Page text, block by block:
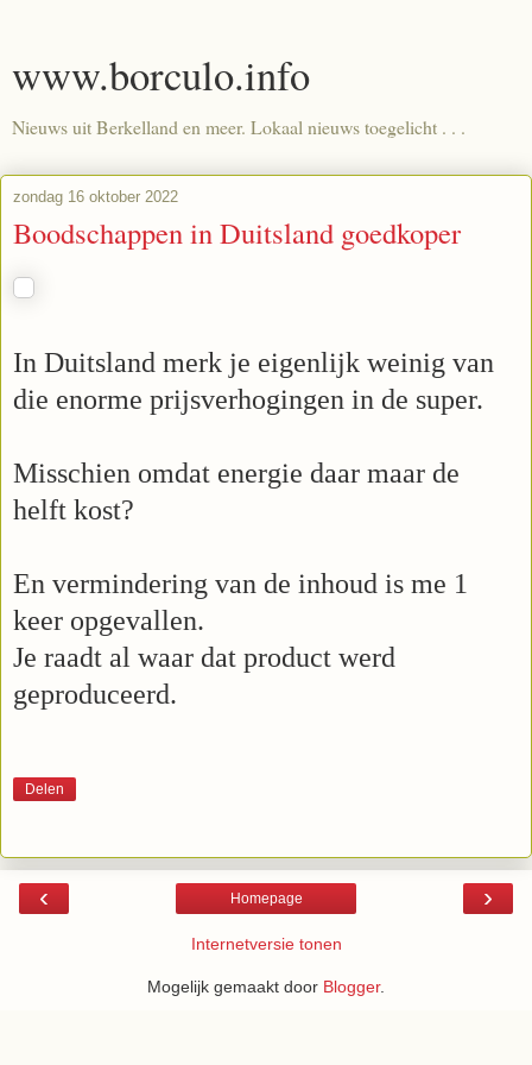
www.borculo.info
Nieuws uit Berkelland en meer. Lokaal nieuws toegelicht . . .
zondag 16 oktober 2022
Boodschappen in Duitsland goedkoper
In Duitsland merk je eigenlijk weinig van
die enorme prijsverhogingen in de super.
Misschien omdat energie daar maar de
helft kost?
En vermindering van de inhoud is me 1
keer opgevallen.
Je raadt al waar dat product werd
geproduceerd.
Delen
‹ ›
Homepage
Internetversie tonen
Mogelijk gemaakt door Blogger.